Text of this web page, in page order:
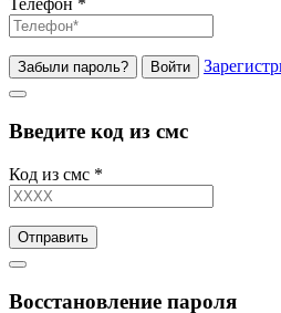
Телефон *
Забыли пароль? Войти
Введите код из смс
Код из смс *
Отправить
Восстановление пароля